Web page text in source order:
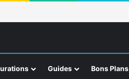
Guides Bons Plans